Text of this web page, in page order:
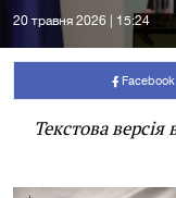
20 травня 2026 | 15:24
Facebook
Текстова